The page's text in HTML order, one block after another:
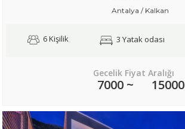
Antalya / Kalkan
6 Kişilik 3 Yatak odası
Gecelik Fiyat Aralığı
7000 ~ 15000